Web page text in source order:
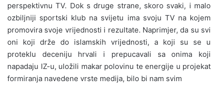
perspektivnu TV. Dok s druge strane, skoro svaki, i malo
ozbiljniji sportski klub na svijetu ima svoju TV na kojem
promovira svoje vrijednosti i rezultate. Naprimjer, da su svi
oni koji drže do islamskih vrijednosti, a koji su se u
proteklu deceniju hrvali i prepucavali sa onima koji
napadaju IZ-u, uložili makar polovinu te energije u projekat
formiranja navedene vrste medija, bilo bi nam svim